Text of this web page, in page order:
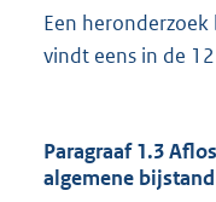
Een
vindt eens in de
Paragraaf 1.3
algemene bijstand